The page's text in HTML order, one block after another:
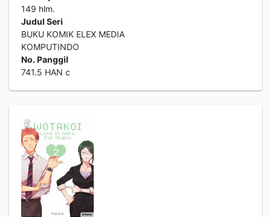
149 hlm.
Judul Seri
BUKU KOMIK ELEX MEDIA
KOMPUTINDO
No. Panggil
741.5 HAN c